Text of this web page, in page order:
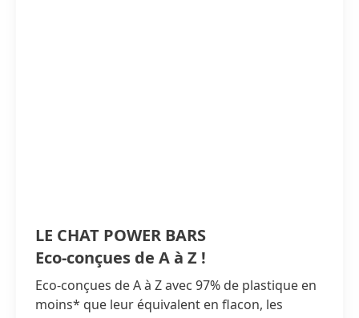
LE CHAT POWER BARS
Eco-conçues de A à Z !
Eco-conçues de A à Z avec 97% de plastique en
moins* que leur équivalent en flacon, les